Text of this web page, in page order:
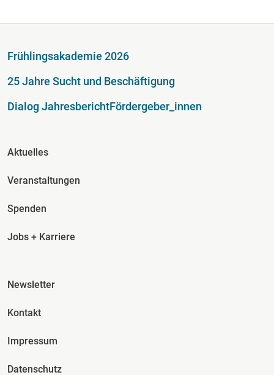
Fußzeile
Frühlingsakademie 2026
25 Jahre Sucht und Beschäftigung
Dialog JahresberichtFördergeber_innen
Fusszeile Spalte 2
Aktuelles
Veranstaltungen
Spenden
Jobs + Karriere
Fusszeile Spalte 3
Newsletter
Kontakt
Impressum
Datenschutz